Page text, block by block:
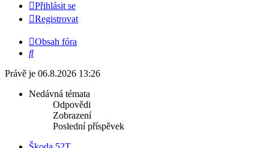
Přihlásit se
Registrovat
Obsah fóra
Hledat
Právě je 06.8.2026 13:26
Nedávná témata
Odpovědi
Zobrazení
Poslední příspěvek